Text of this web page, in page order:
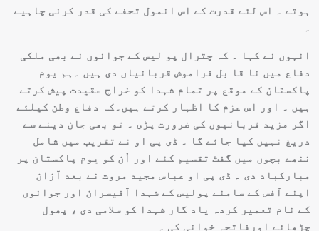
ہوتے ۔ اس لئے قدرت کے اس انمول تحفے کی قدر کرنی چاہیے
۔
انہوں نے کہا ۔ کہ چترال پو لیس کے جوانوں نے بھی ملکی
دفاع میں نا قا بل فراموش قربانیاں دی ہیں ۔ہم یوم
پاکستان کے موقع پر تمام شہدا کو خراج عقیدت پیش کرتے
ہیں ۔ اور اس عزم کا اظہار کرتے ہیں۔کہ دفاع وطن کیلئے
اگر مزید قربانیوں کی ضرورت پڑی ۔ تو بھی جان دینے سے
دریغ نہیں کیا جائے گا ۔ ڈی پی او نے تقریب میں شامل
ننھے بچوں میں گفٹ تقسیم کئے اور اُن کو یوم پاکستان پر
مبارکباد دی ۔ ڈی پی او عباس مجید مروت نے بعد آزان
اپنے آفس کے سامنے پولیس کے شہدا آفیسران اور جوانوں
کے نام تعمیر کردہ یاد گار شہدا کو سلامی دی ، پھول
چڑھائے اورفاتحہ خوانی کی ۔